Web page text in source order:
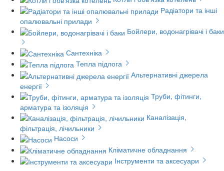
Радіатори та інші
опалювальні прилади
Бойлери, водонагрівачі і баки
Сантехніка
Тепла підлога
Альтернативні джерела
енергії
Труби, фітинги,
арматура та ізоляція
Каналізація,
фільтрація, лічильники
Насоси
Кліматичне обладнання
Інструменти та аксесуари